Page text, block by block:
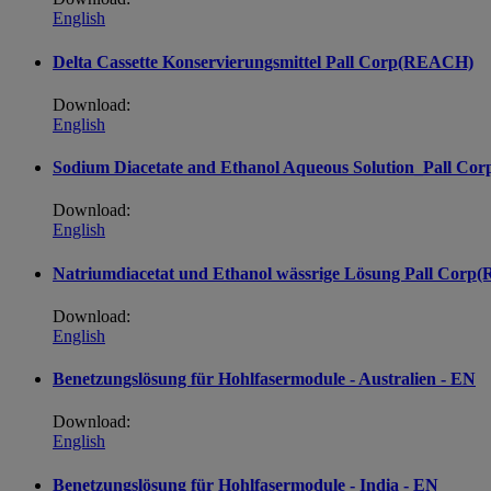
English
Delta Cassette Konservierungsmittel Pall Corp(REACH)
Download:
English
Sodium Diacetate and Ethanol Aqueous Solution_Pall
Download:
English
Natriumdiacetat und Ethanol wässrige Lösung Pall
Download:
English
Benetzungslösung für Hohlfasermodule - Australien - EN
Download:
English
Benetzungslösung für Hohlfasermodule - India - EN